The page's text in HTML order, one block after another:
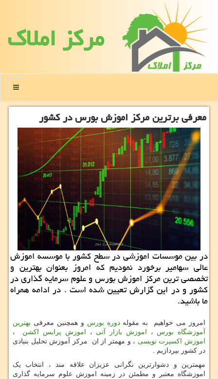
مركز املاك
منو
معرفی برترین مركز اموزش بورس در كشور
در بین موسسات اموزشی در سطح كشور با موسسه اموزش
عالی سهامیر برخورد نمودیم كه امروز بعنوان بهترین و
تخصصی ترین مركز اموزش بورس و علوم سرمایه گذاری در
كشور و در این گزارش تعیین شده است . در ادامه همراه
ما باشید.
امروز می خواهیم به مقولهدوره بورس و همچنین معرفی بهترین
آموزشگاه بورس ، اموزش بازار آتی ، اموزش پرایس اکشن ،
اموزش اکسپرت نویسی ، و مهمتر از ان مرکز آموزش تحلیل بنیادی
در کشور بپردازیم .
مهمترین و دشوارترین نگرانی عزیزان علاقه مند ، انتخاب یک
اموزشگاه معتبر و مطمئن در زمینه اموزش علوم سرمایه گذاری